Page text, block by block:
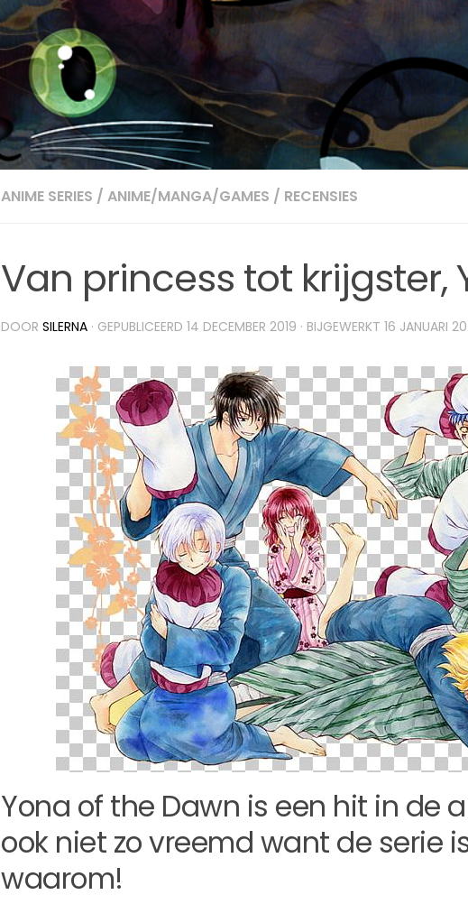
ANIME SERIES / ANIME/MANGA/GAMES / RECENSIES
Van princess tot krijgster,
DOOR SILERNA · GEPUBLICEERD 14 DECEMBER 2019 · BIJGEWERKT 16 JANUARI
Yona of the Dawn is een hit in de
ook niet zo vreemd want de serie
waarom!